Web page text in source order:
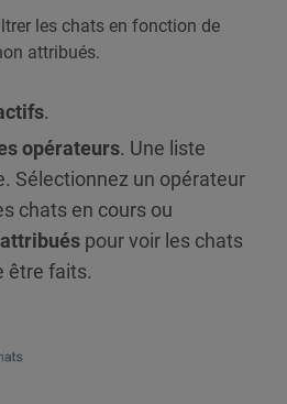
les chats en fonction de
attribués.
.
opérateurs. Une liste
Sélectionnez un opérateur
chats en cours ou
pour voir les chats
être faits.